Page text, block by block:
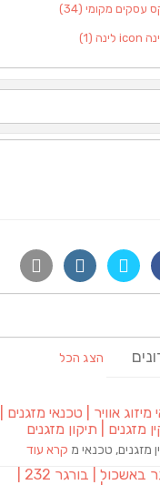
עסקים מקומי (34)
לינה (1)
הצג הכל
מיזוג אוויר | טכנאי מזגנים |
מזגנים | תיקון מזגנים
מזגנים, טכנאי מ קרא עוד